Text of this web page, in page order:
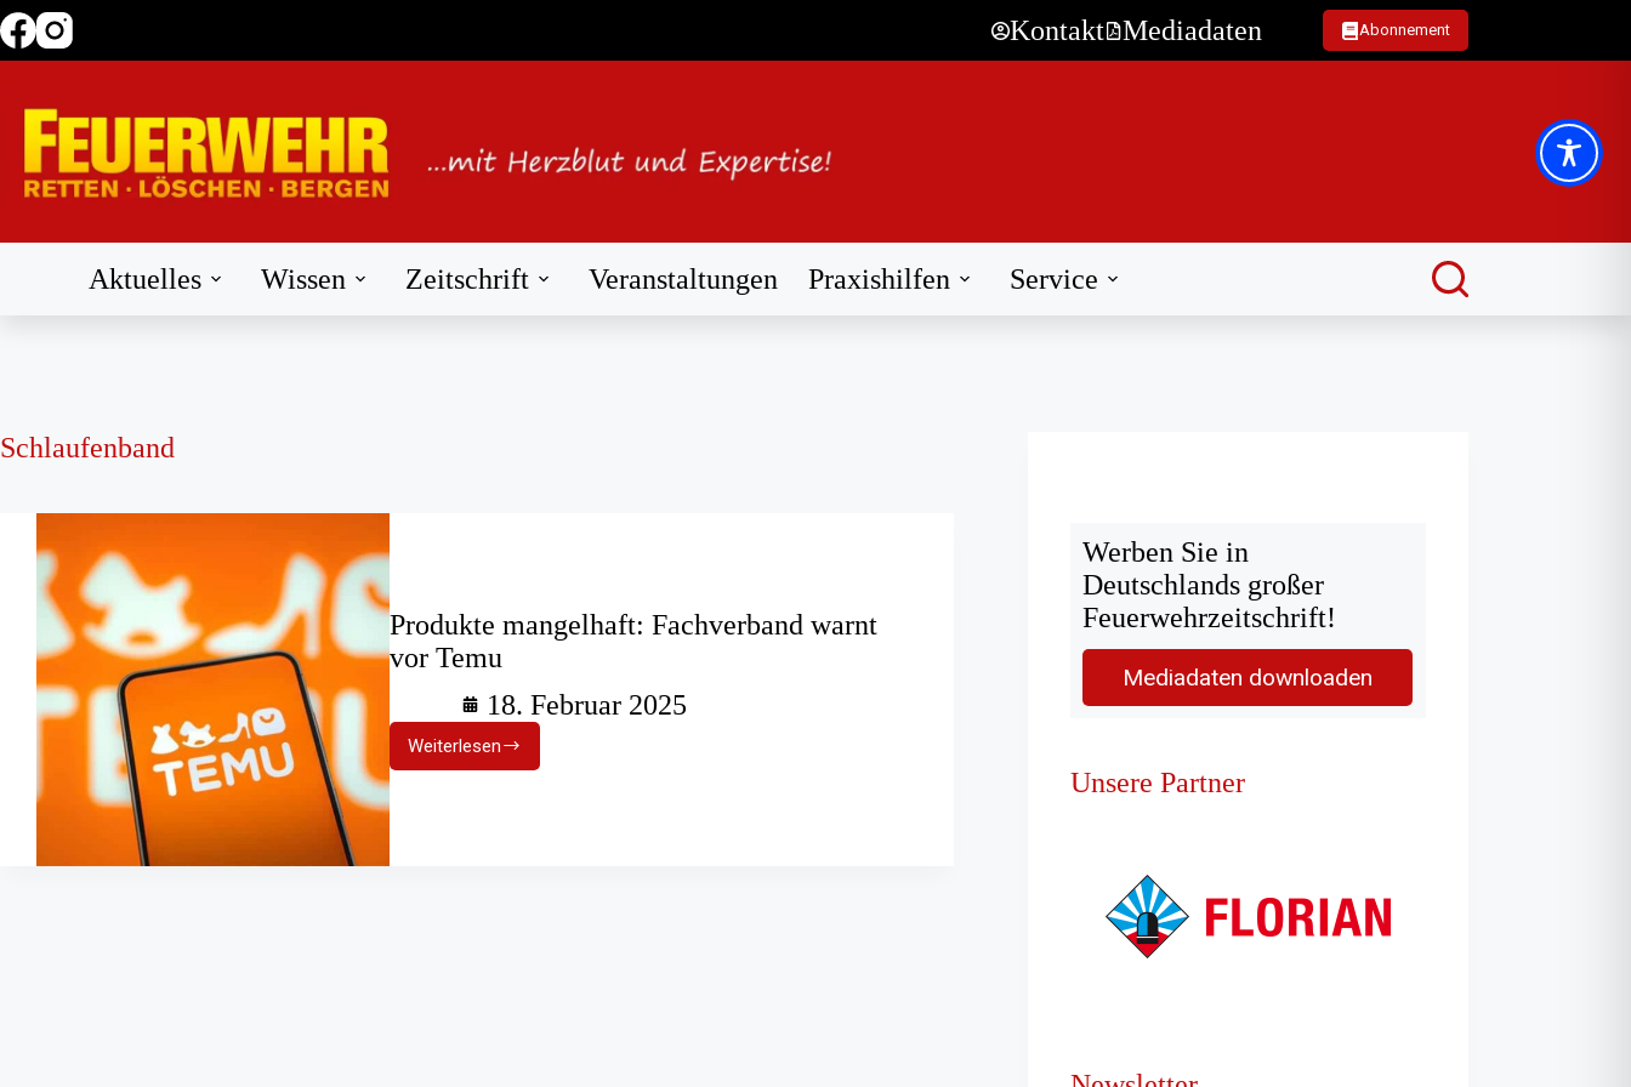
Zum
Inhalt
Kontakt Mediadaten Abonnement
Aktuelles Wissen Zeitschrift Veranstaltungen Praxishilfen Service
Schlaufenband
Produkte mangelhaft: Fachverband warnt
vor Temu
18. Februar 2025
Weiterlesen
Produkte
mangelhaft:
Werben Sie in
Deutschlands großer
Feuerwehrzeitschrift!
Mediadaten downloaden
Unsere Partner